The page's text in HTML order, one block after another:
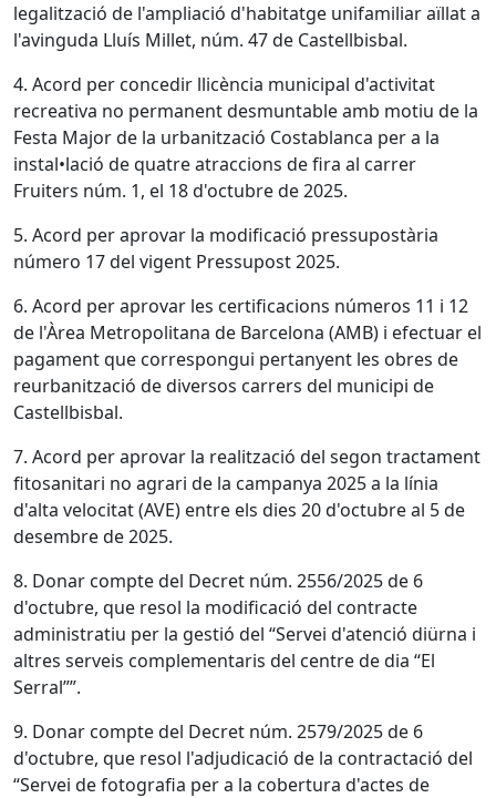
legalització de l'ampliació d'habitatge unifamiliar aïllat a
l'avinguda Lluís Millet, núm. 47 de Castellbisbal.
4. Acord per concedir llicència municipal d'activitat
recreativa no permanent desmuntable amb motiu de la
Festa Major de la urbanització Costablanca per a la
instal•lació de quatre atraccions de fira al carrer
Fruiters núm. 1, el 18 d'octubre de 2025.
5. Acord per aprovar la modificació pressupostària
número 17 del vigent Pressupost 2025.
6. Acord per aprovar les certificacions números 11 i 12
de l'Àrea Metropolitana de Barcelona (AMB) i efectuar el
pagament que correspongui pertanyent les obres de
reurbanització de diversos carrers del municipi de
Castellbisbal.
7. Acord per aprovar la realització del segon tractament
fitosanitari no agrari de la campanya 2025 a la línia
d'alta velocitat (AVE) entre els dies 20 d'octubre al 5 de
desembre de 2025.
8. Donar compte del Decret núm. 2556/2025 de 6
d'octubre, que resol la modificació del contracte
administratiu per la gestió del “Servei d'atenció diürna i
altres serveis complementaris del centre de dia “El
Serral””.
9. Donar compte del Decret núm. 2579/2025 de 6
d'octubre, que resol l'adjudicació de la contractació del
“Servei de fotografia per a la cobertura d'actes de